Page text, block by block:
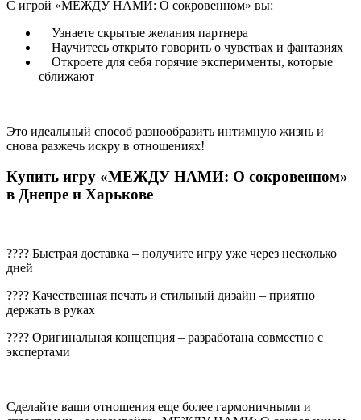
С игрой «МЕЖДУ НАМИ: О сокровенном» вы:
Узнаете скрытые желания партнера
Научитесь открыто говорить о чувствах и фантазиях
Откроете для себя горячие эксперименты, которые
сближают
Это идеальный способ разнообразить интимную жизнь и
снова разжечь искру в отношениях!
Купить игру «МЕЖДУ НАМИ: О сокровенном»
в Днепре и Харькове
???? Быстрая доставка – получите игру уже через несколько
дней
???? Качественная печать и стильный дизайн – приятно
держать в руках
???? Оригинальная концепция – разработана совместно с
экспертами
Сделайте ваши отношения еще более гармоничными и